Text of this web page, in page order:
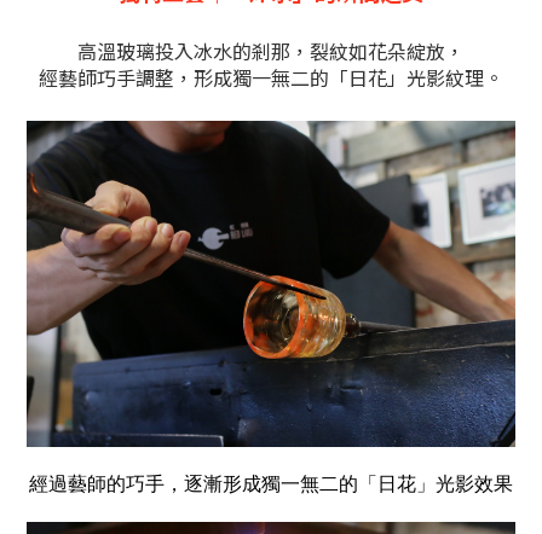
高溫玻璃投入冰水的剎那，裂紋如花朵綻放，
經藝師巧手調整，形成獨一無二的「日花」光影紋理。
經過藝師的巧手，逐漸形成獨一無二的「日花」光影效果